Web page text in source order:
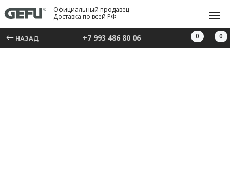
0 0
НАЗАД +7 993 486 80 06
Официальный продавец
Доставка по всей РФ